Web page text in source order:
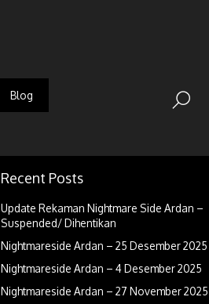
Blog
Recent Posts
Update Rekaman Nightmare Side Ardan –
Suspended/ Dihentikan
Nightmareside Ardan – 25 Desember 2025
Nightmareside Ardan – 4 Desember 2025
Nightmareside Ardan – 27 November 2025